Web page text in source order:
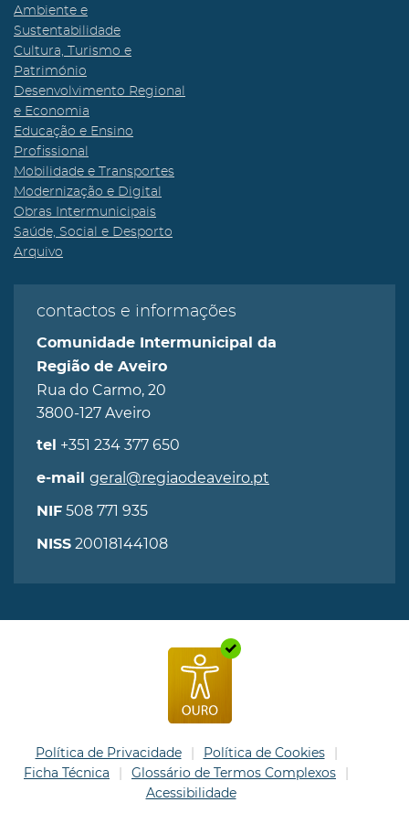
Ambiente e
Sustentabilidade
Cultura, Turismo e
Património
Desenvolvimento Regional
e Economia
Educação e Ensino
Profissional
Mobilidade e Transportes
Modernização e Digital
Obras Intermunicipais
Saúde, Social e Desporto
Arquivo
contactos e informações
Comunidade Intermunicipal da
Região de Aveiro
Rua do Carmo, 20
3800-127 Aveiro
tel +351 234 377 650
e-mail geral@regiaodeaveiro.pt
NIF 508 771 935
NISS 20018144108
Política de Privacidade
Política de Cookies
Ficha Técnica
Glossário de Termos Complexos
Acessibilidade